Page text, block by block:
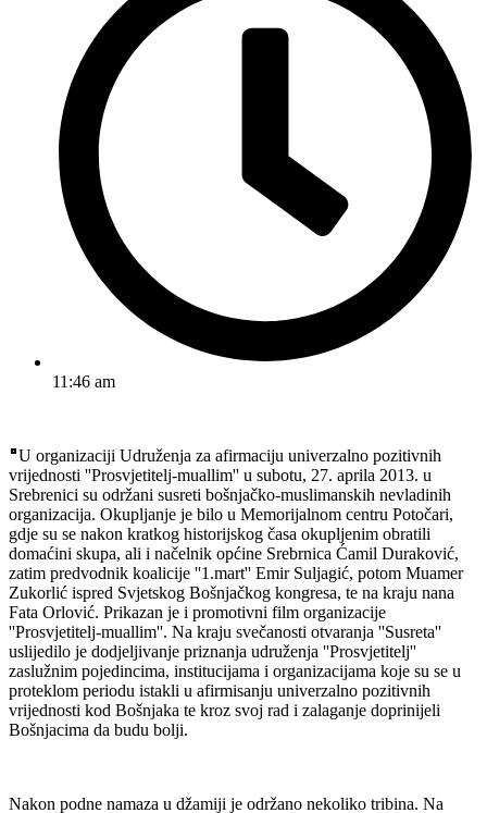
11:46 am
U organizaciji Udruženja za afirmaciju univerzalno pozitivnih
vrijednosti ''Prosvjetitelj-muallim'' u subotu, 27. aprila 2013. u
Srebrenici su održani susreti bošnjačko-muslimanskih nevladinih
organizacija. Okupljanje je bilo u Memorijalnom centru Potočari,
gdje su se nakon kratkog historijskog časa okupljenim obratili
domaćini skupa, ali i načelnik općine Srebrnica Ćamil Duraković,
zatim predvodnik koalicije ''1.mart'' Emir Suljagić, potom Muamer
Zukorlić ispred Svjetskog Bošnjačkog kongresa, te na kraju nana
Fata Orlović. Prikazan je i promotivni film organizacije
''Prosvjetitelj-muallim''. Na kraju svečanosti otvaranja ''Susreta''
uslijedilo je dodjeljivanje priznanja udruženja ''Prosvjetitelj''
zaslužnim pojedincima, institucijama i organizacijama koje su se u
proteklom periodu istakli u afirmisanju univerzalno pozitivnih
vrijednosti kod Bošnjaka te kroz svoj rad i zalaganje doprinijeli
Bošnjacima da budu bolji.
Nakon podne namaza u džamiji je održano nekoliko tribina. Na